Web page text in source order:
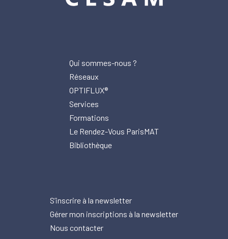
Qui sommes-nous ?
Réseaux
OPTIFLUX®
Services
Formations
Le Rendez-Vous ParisMAT
Bibliothèque
S’inscrire à la newsletter
Gérer mon inscriptions à la newsletter
Nous contacter